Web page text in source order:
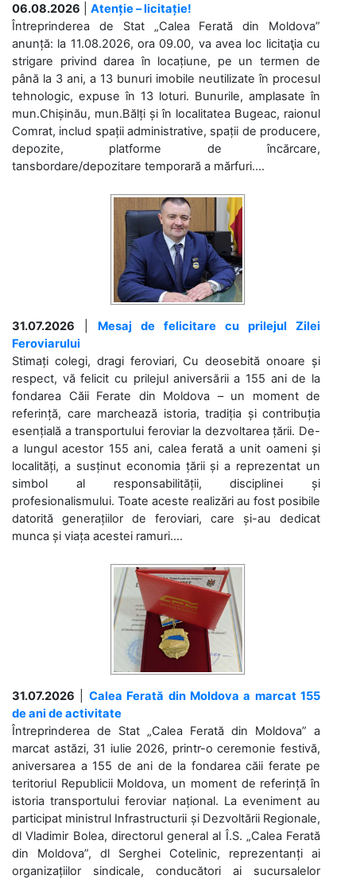
06.08.2026
Atenție – licitație!
Întreprinderea de Stat „Calea Ferată din Moldova”
anunță: la 11.08.2026, ora 09.00, va avea loc licitaţia cu
strigare privind darea în locațiune, pe un termen de
până la 3 ani, a 13 bunuri imobile neutilizate în procesul
tehnologic, expuse în 13 loturi. Bunurile, amplasate în
mun.Chișinău, mun.Bălți și în localitatea Bugeac, raionul
Comrat, includ spații administrative, spații de producere,
depozite, platforme de încărcare,
tansbordare/depozitare temporară a mărfuri....
31.07.2026
Mesaj de felicitare cu prilejul Zilei
Feroviarului
Stimați colegi, dragi feroviari, Cu deosebită onoare și
respect, vă felicit cu prilejul aniversării a 155 ani de la
fondarea Căii Ferate din Moldova – un moment de
referință, care marchează istoria, tradiția și contribuția
esențială a transportului feroviar la dezvoltarea țării. De-
a lungul acestor 155 ani, calea ferată a unit oameni și
localități, a susținut economia țării și a reprezentat un
simbol al responsabilității, disciplinei și
profesionalismului. Toate aceste realizări au fost posibile
datorită generațiilor de feroviari, care și-au dedicat
munca și viața acestei ramuri....
31.07.2026
Calea Ferată din Moldova a marcat 155
de ani de activitate
Întreprinderea de Stat „Calea Ferată din Moldova” a
marcat astăzi, 31 iulie 2026, printr-o ceremonie festivă,
aniversarea a 155 de ani de la fondarea căii ferate pe
teritoriul Republicii Moldova, un moment de referință în
istoria transportului feroviar național. La eveniment au
participat ministrul Infrastructurii și Dezvoltării Regionale,
dl Vladimir Bolea, directorul general al Î.S. „Calea Ferată
din Moldova”, dl Serghei Cotelinic, reprezentanți ai
organizațiilor sindicale, conducători ai sucursalelor